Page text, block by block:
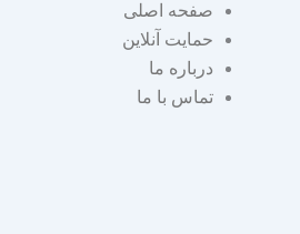
r
a
m
g
r
m
صفحه اصلی
حمایت آنلاین
درباره ما
تماس با ما